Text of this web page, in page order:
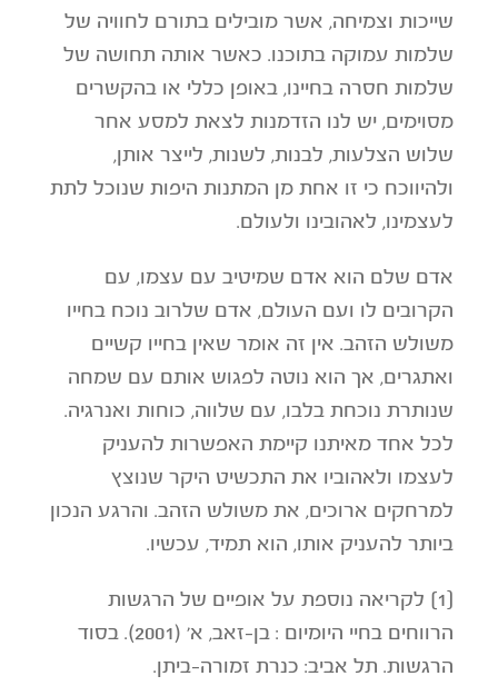
שייכות וצמיחה, אשר מובילים בתורם לחוויה של
שלמות עמוקה בתוכנו. כאשר אותה תחושה של
שלמות חסרה בחיינו, באופן כללי או בהקשרים
מסוימים, יש לנו הזדמנות לצאת למסע אחר
שלוש הצלעות, לבנות, לשנות, לייצר אותן,
ולהיווכח כי זו אחת מן המתנות היפות שנוכל לתת
לעצמינו, לאהובינו ולעולם.
אדם שלם הוא אדם שמיטיב עם עצמו, עם
הקרובים לו ועם העולם, אדם שלרוב נוכח בחייו
משולש הזהב. אין זה אומר שאין בחייו קשיים
ואתגרים, אך הוא נוטה לפגוש אותם עם שמחה
שנותרת נוכחת בלבו, עם שלווה, כוחות ואנרגיה.
לכל אחד מאיתנו קיימת האפשרות להעניק
לעצמו ולאהוביו את התכשיט היקר שנוצץ
למרחקים ארוכים, את משולש הזהב. והרגע הנכון
ביותר להעניק אותו, הוא תמיד, עכשיו.
[1] לקריאה נוספת על אופיים של הרגשות
הרווחים בחיי היומיום : בן-זאב, א' (2001). בסוד
הרגשות. תל אביב: כנרת זמורה-ביתן.